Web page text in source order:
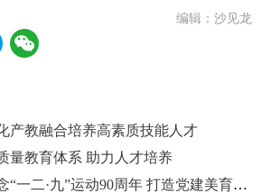
编辑：沙见龙
产教融合培养高素质技能人才
量教育体系 助力人才培养
济南大学借书画展纪念“一二·九”运动90周年 打造党建美育融合样本